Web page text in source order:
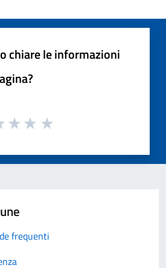
chiare le informazioni
frequenti